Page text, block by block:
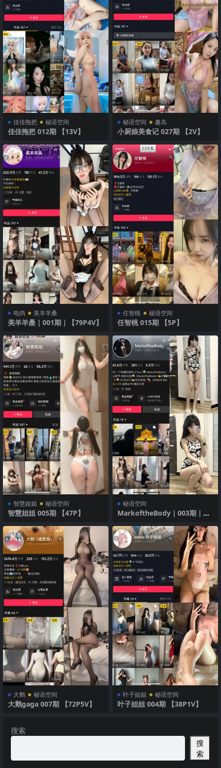
佳佳拖把 秘语空间
佳佳拖把 012期 【13V】
秘语空间 趣岛
小厨娘美食记 027期 【2V】
电鸽 美羊羊桑
美羊羊桑｜001期｜【79P4V】
任智桃 秘语空间
任智桃 015期 【5P】
智慧姐姐 秘语空间
智慧姐姐 005期 【47P】
秘语空间
MarkoftheBody｜003期｜
大鹅 秘语空间
大鹅gaga 007期 【72P5V】
叶子姐姐 秘语空间
叶子姐姐 004期 【38P1V】
搜索
搜
索